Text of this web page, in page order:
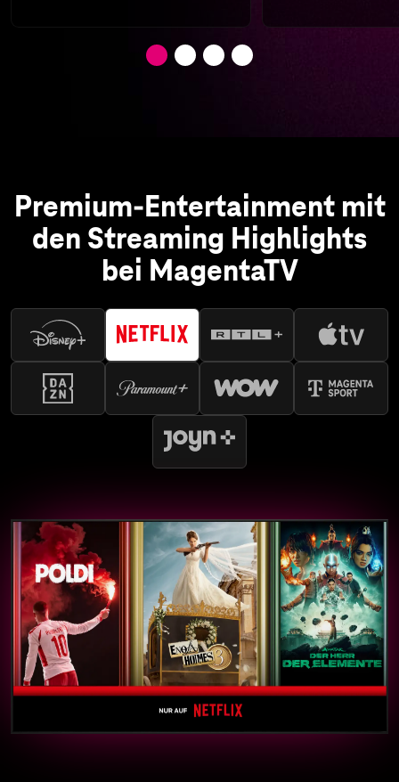
Premium-Entertainment mit
den Streaming Highlights
bei MagentaTV